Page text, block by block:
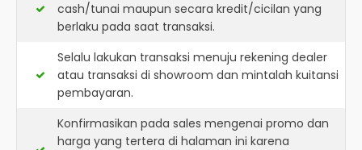
cash/tunai maupun secara kredit/cicilan yang
berlaku pada saat transaksi.
Selalu lakukan transaksi menuju rekening dealer
atau transaksi di showroom dan mintalah kuitansi
pembayaran.
Konfirmasikan pada sales mengenai promo dan
harga yang tertera di halaman ini karena